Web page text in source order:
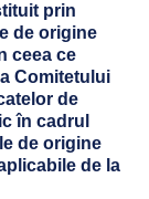
prin
de origine
ceea ce
Comitetului
de
în cadrul
de origine
de la